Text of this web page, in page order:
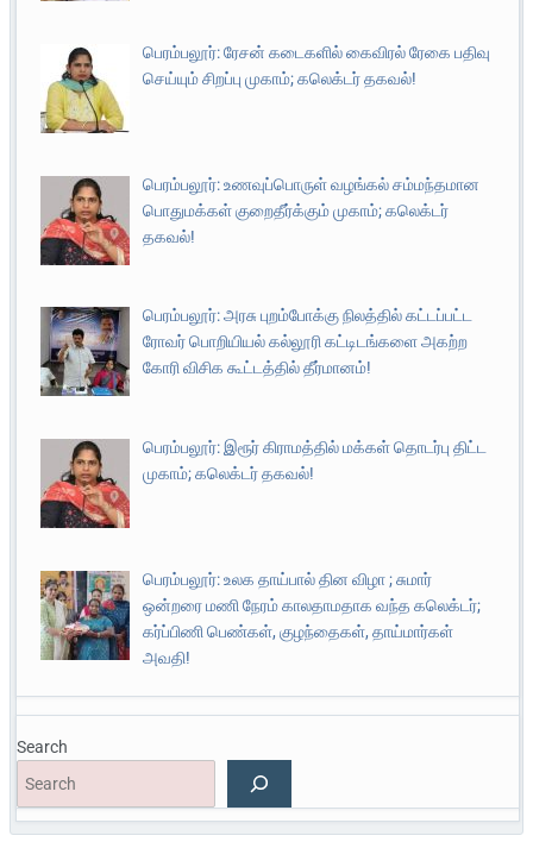
பெரம்பலூர்: ரேசன் கடைகளில் கைவிரல் ரேகை பதிவு
செய்யும் சிறப்பு முகாம்; கலெக்டர் தகவல்!
பெரம்பலூர்: உணவுப்பொருள் வழங்கல் சம்மந்தமான
பொதுமக்கள் குறைதீர்க்கும் முகாம்; கலெக்டர்
தகவல்!
பெரம்பலூர்: அரசு புறம்போக்கு நிலத்தில் கட்டப்பட்ட
ரோவர் பொறியியல் கல்லூரி கட்டிடங்களை அகற்ற
கோரி விசிக கூட்டத்தில் தீர்மானம்!
பெரம்பலூர்: இரூர் கிராமத்தில் மக்கள் தொடர்பு திட்ட
முகாம்; கலெக்டர் தகவல்!
பெரம்பலூர்: உலக தாய்பால் தின விழா ; சுமார்
ஒன்றரை மணி நேரம் காலதாமதாக வந்த கலெக்டர்;
கர்ப்பிணி பெண்கள், குழந்தைகள், தாய்மார்கள்
அவதி!
Search